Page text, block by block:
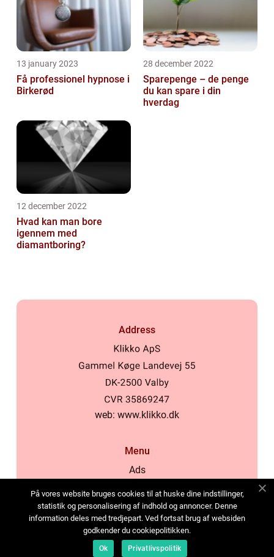
13 january 2023
Få professionel hypnose i
Birkerød
28 december 2022
Sparepenge – de penge
du kan spare i din
hverdag
12 december 2022
Hvad kan man bore
igennem med
diamantboring?
Address
web: www.klikko.dk
Menu
Ads
Cookies
Contact
Sitemap
På vores website bruges cookies til at huske dine indstillinger,
statistik og personalisering af indhold og annoncer. Denne
information deles med tredjepart. Ved fortsat brug af websiden
godkender du cookiepolitikken.
Ok Privatlivspolitik